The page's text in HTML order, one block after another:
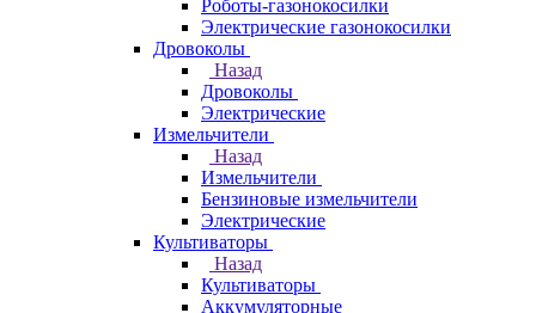
Роботы-газонокосилки
Электрические газонокосилки
Дровоколы
Назад
Дровоколы
Электрические
Измельчители
Назад
Измельчители
Бензиновые измельчители
Электрические
Культиваторы
Назад
Культиваторы
Аккумуляторные